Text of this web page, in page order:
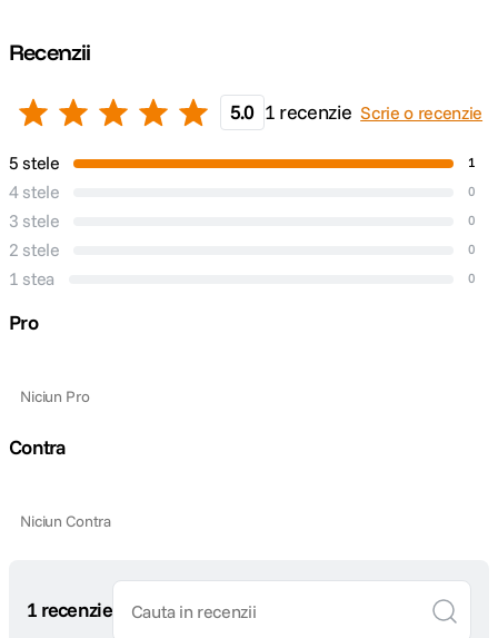
Recenzii
5.0 1 recenzie Scrie o recenzie
5 stele 1
4 stele 0
3 stele 0
2 stele 0
1 stea 0
Pro
Niciun Pro
Contra
Niciun Contra
1 recenzie